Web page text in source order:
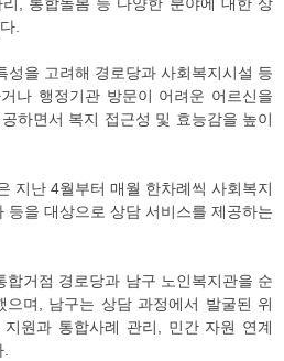
, 통합돌봄 등 다양한 분야에 대한 상
.
성을 고려해 경로당과 사회복지시설 등
나 행정기관 방문이 어려운 어르신을
하면서 복지 접근성 및 효능감을 높이
지난 4월부터 매월 한차례씩 사회복지
등을 대상으로 상담 서비스를 제공하는
거점 경로당과 남구 노인복지관을 순
며, 남구는 상담 과정에서 발굴된 위
원과 통합사례 관리, 민간 자원 연계
.